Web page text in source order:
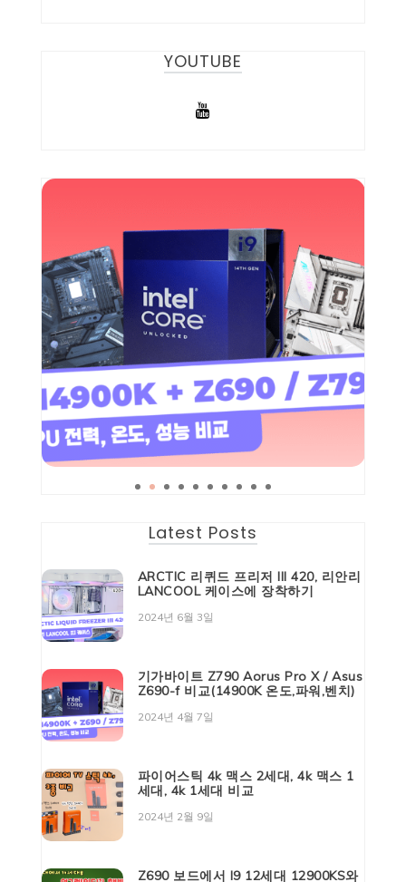
YOUTUBE
Latest Posts
ARCTIC 리퀴드 프리저 III 420, 리안리
LANCOOL 케이스에 장착하기
2024년 6월 3일
기가바이트 Z790 Aorus Pro X / Asus
Z690-f 비교(14900K 온도,파워,벤치)
2024년 4월 7일
파이어스틱 4k 맥스 2세대, 4k 맥스 1
세대, 4k 1세대 비교
2024년 2월 9일
Z690 보드에서 I9 12세대 12900KS와